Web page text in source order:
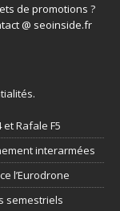
de promotions ?
@ seoinside.fr
.
Rafale F5
interarmées
l’Eurodrone
semestriels